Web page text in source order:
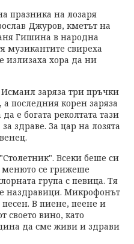
празника на лозаря
Джуров, кметът на
Гишина в народна
музикантите свиреха
излизаха хора да ни
заряза три пръчки
последния корен заряза
е богата реколтата тази
здраве. За цар на лозята
Всеки беше си
менюто се грижеше
група с певица. Тя
наздравици. Микрофонът
В пиене, пеене и
своето вино, като
да сме живи и здрави